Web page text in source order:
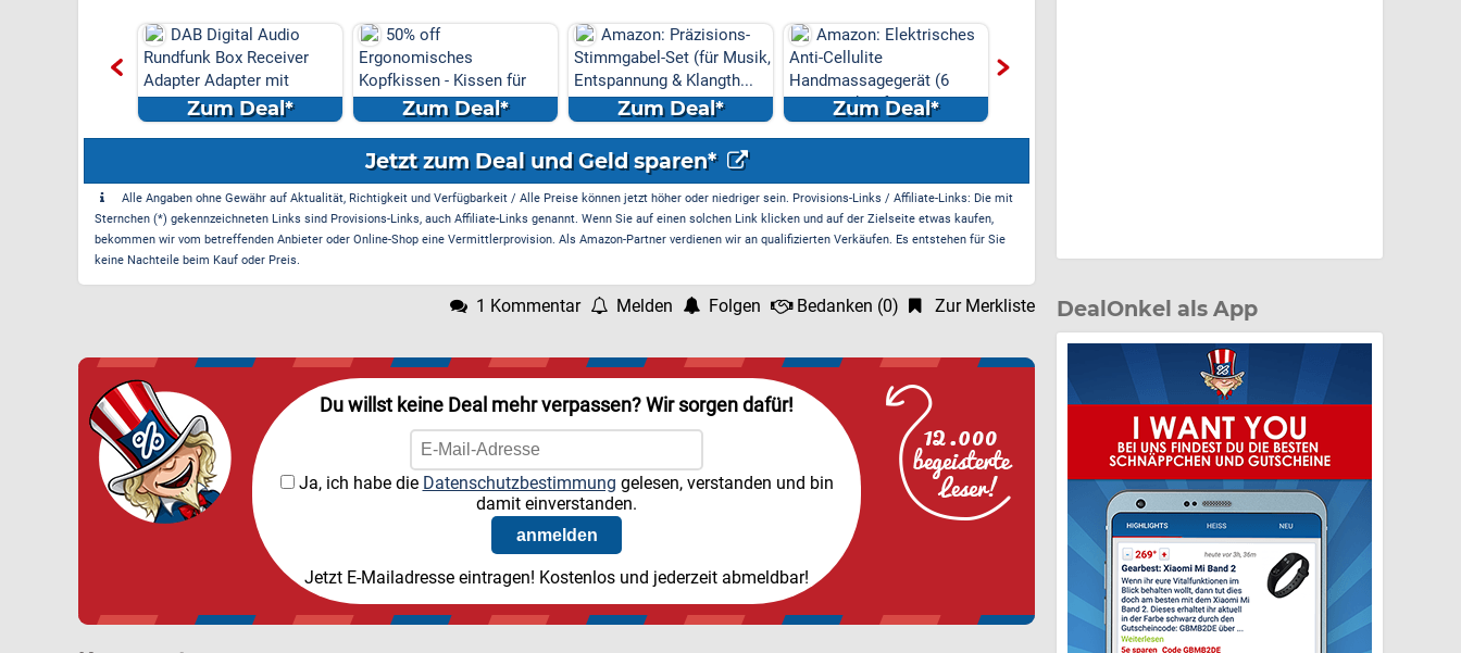
50% off
Ergonomisches
Kopfkissen - Kissen für
SeitenZum Deal*
Amazon: Präzisions-
Stimmgabel-Set (für Musik,
Entspannung & Klangth...
Zum Deal*
Amazon: Elektrisches
Anti-Cellulite
Handmassagegerät (6
Massageköpf...
Zum Deal*
NORTIV 8 Herren
Militärstiefel Kampfstiefel
Boot | Rutschfeste, öl-...
Zum Deal*
Jetzt zum Deal und Geld sparen*
Alle Angaben ohne Gewähr auf Aktualität, Richtigkeit und Verfügbarkeit / Alle Preise können jetzt höher oder niedriger sein. Provisions-Links / Affiliate-Links: Die mit
Sternchen (*) gekennzeichneten Links sind Provisions-Links, auch Affiliate-Links genannt. Wenn Sie auf einen solchen Link klicken und auf der Zielseite etwas kaufen,
bekommen wir vom betreffenden Anbieter oder Online-Shop eine Vermittlerprovision. Als Amazon-Partner verdienen wir an qualifizierten Verkäufen. Es entstehen für Sie
keine Nachteile beim Kauf oder Preis.
1 Kommentar Melden Folgen Bedanken (0) Zur Merkliste
Du willst keine Deal mehr verpassen? Wir sorgen dafür!
Ja, ich habe die Datenschutzbestimmung gelesen, verstanden und bin
damit einverstanden.
Jetzt E-Mailadresse eintragen! Kostenlos und jederzeit abmeldbar!
DealOnkel als App